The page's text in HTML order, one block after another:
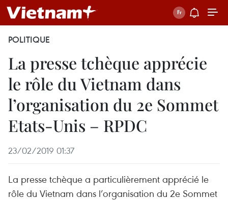
POLITIQUE
La presse tchèque apprécie
le rôle du Vietnam dans
l’organisation du 2e Sommet
Etats-Unis – RPDC
23/02/2019 01:37
La presse tchèque a particulièrement apprécié le
rôle du Vietnam dans l’organisation du 2e Sommet